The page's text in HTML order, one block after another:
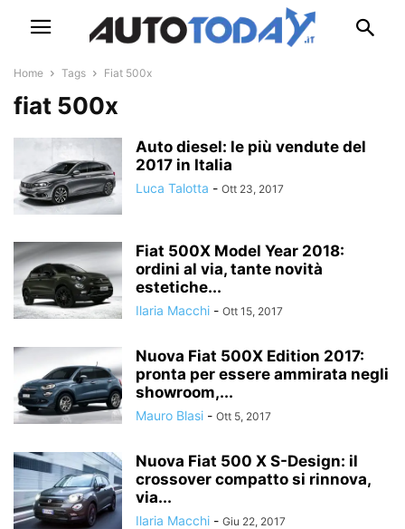
Home Tags Fiat 500x
fiat 500x
Auto diesel: le più vendute del
2017 in Italia
Luca Talotta - Ott 23, 2017
Fiat 500X Model Year 2018:
ordini al via, tante novità
estetiche...
Ilaria Macchi - Ott 15, 2017
Nuova Fiat 500X Edition 2017:
pronta per essere ammirata negli
showroom,...
Mauro Blasi - Ott 5, 2017
Nuova Fiat 500 X S-Design: il
crossover compatto si rinnova,
via...
Ilaria Macchi - Giu 22, 2017